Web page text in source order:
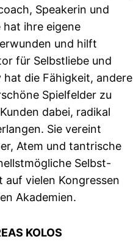
Speakerin und
hat ihre eigene
und hilft
für Selbstliebe und
die Fähigkeit, andere
Spielfelder zu
dabei, radikal
Sie vereint
Atem und tantrische
Selbst-
auf vielen Kongressen
Akademien.
KOLOS